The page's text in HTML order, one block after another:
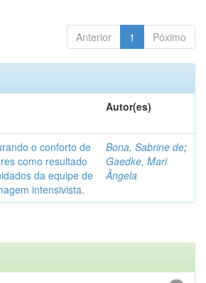
Anterior 1 Póximo
Autor(es)
o conforto de
como resultado
da equipe de
intensivista.
Bona, Sabrine de;
Gaedke, Mari
Ângela